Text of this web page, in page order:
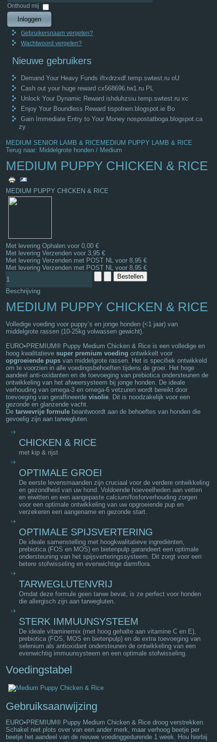
Wachtwoord
Onthoud mij
Inloggen
Gebruikersnaam vergeten?
Wachtwoord vergeten?
Nieuwe gebruikers
Demand Your Heavy Funds iftxdrzxdf.temp.swtest.ru oU
Cash out your huge reward cx568696.tw1.ru PL
Unlock Your Dynamic Reward ishduhzsiu.temp.swtest.ru xc
Enjoy Your Boundless Reward tispolnen.blogspot.ie Bo
Gain Immediate Entry to Your Money nospostatboga.blogspot.ca
zy
MEDIUM SENIOR LAMB & RICE MEDIUM PUPPY LAMB & RICE
Terug naar: Middelgrote honden / Medium
MEDIUM PUPPY CHICKEN & RICE
MEDIUM PUPPY CHICKEN & RICE
Met levering Ophalen voor 0,00 €
Met levering Verzenden voor 3,95 €
Met levering Verzenden met POST NL voor 8,95 €
Met levering Verzenden met POST NL voor 8,95 €
Beschrijving
MEDIUM PUPPY CHICKEN & RICE
Volledige voeding voor puppy’s en jonge honden (<1 jaar) van
middelgrote rassen (10-25kg volwassen gewicht).
EURO•PREMIUM® Puppy Medium Chicken & Rice is een volledige en
hoog kwalitatievesuper premium voeding ontwikkelt voor
opgroeiende pups van middelgrote rassen. Het is specifiek ontwikkeld
om te voorzien in alle voedingsbehoeften tijdens de groei. Het hoge
aandeel anti-oxidanten en de toevoeging van prebiotica ondersteunen de
ontwikkeling van het afweersysteem bij jonge honden. De ideale
verhouding van omega-3 en omega-6 vetzuren wordt bereikt door
toevoeging van geraffineerdevisolie. Dit is noodzakelijk voor een
gezonde en glanzende vacht.
Detarwevrije formule beantwoordt aan de behoeftes van honden die
gevoelig zijn aan tarwegluten.
CHICKEN & RICE
met kip & rijst
OPTIMALE GROEI
De eerste levensmaanden zijn cruciaal voor de verdere ontwikkeling
en gezondheid van uw hond. Voldoende hoeveelheden aan vetten
en eiwitten en een aangepaste calcium/fosforverhouding zorgen
voor een optimale ontwikkeling van uw opgroeiende pup en
verzekeren een aangename en gezonde start.
OPTIMALE SPIJSVERTERING
De ideale samenstelling met hoogkwalitatieve ingrediënten,
prebiotica (FOS en MOS) en bietenpulp garandeert een optimale
ondersteuning van het spijsverteringssysteem. Dit zorgt voor een
betere stofwisseling en evenwichtige darmflora.
TARWEGLUTENVRIJ
Omdat deze formule geen tarwe bevat, is ze perfect voor honden
die allergisch zijn aan tarwegluten.
STERK IMMUUNSYSTEEM
De ideale vitaminemix (met hoog gehalte aan vitamine C en E),
prebiotica (FOS, MOS en bietenpulp) en de extra toevoeging van
selenium als antioxidant ondersteunen de ontwikkeling van een
evenwichtig immuunsysteem en een optimale stofwisseling.
Voedingstabel
Gebruiksaanwijzing
EURO•PREMIUM® Puppy Medium Chicken & Rice droog verstrekken.
Schakel niet plots over van een ander merk, maar verhoog beetje per
beetje het aandeel van de nieuwe voedinggedurende 1 week. Hou hierbij